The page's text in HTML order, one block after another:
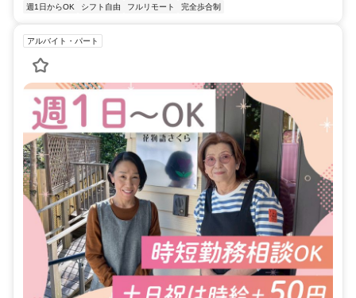
週1日からOK シフト自由 フルリモート 完全歩合制
アルバイト・パート